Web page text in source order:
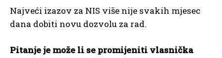
Najveći izazov za NIS više nije svakih mjesec
dana dobiti novu dozvolu za rad.
Pitanje je može li se promijeniti vlasnička